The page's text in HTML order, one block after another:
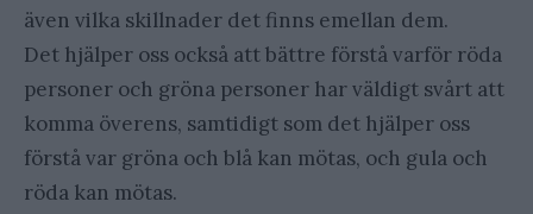
även vilka skillnader det finns emellan dem.
Det hjälper oss också att bättre förstå varför röda
personer och gröna personer har väldigt svårt att
komma överens, samtidigt som det hjälper oss
förstå var gröna och blå kan mötas, och gula och
röda kan mötas.